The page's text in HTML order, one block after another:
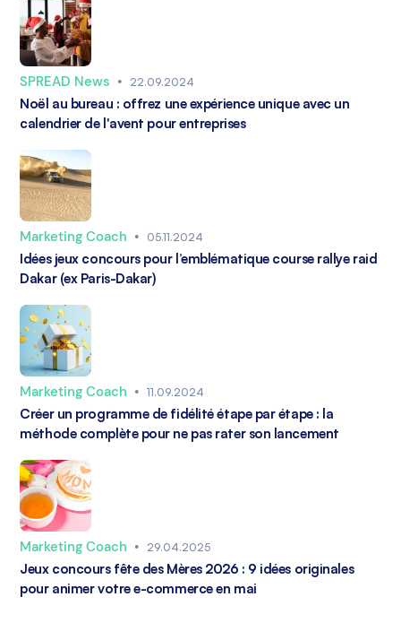
SPREAD News • 22.09.2024
Noël au bureau : offrez une expérience unique avec un
calendrier de l'avent pour entreprises
Marketing Coach • 05.11.2024
Idées jeux concours pour l’emblématique course rallye raid
Dakar (ex Paris-Dakar)
Marketing Coach • 11.09.2024
Créer un programme de fidélité étape par étape : la
méthode complète pour ne pas rater son lancement
Marketing Coach • 29.04.2025
Jeux concours fête des Mères 2026 : 9 idées originales
pour animer votre e-commerce en mai